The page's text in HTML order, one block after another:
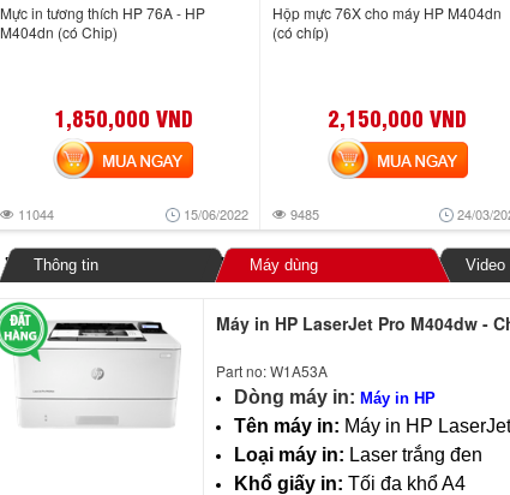
Mực in tương thích HP 76A - HP
M404dn (có Chip)
1,850,000 VND
11044 15/06/2022
MUA NGAY
Hộp mực 76X cho máy HP M404dn
(có chíp)
2,150,000 VND
9485 24/03/
MUA NGAY
Thông tin Máy dùng Video
Máy in HP LaserJet Pro M404dw -
Part no: W1A53A
Dòng máy in:Máy in HP
Tên máy in: Máy in HP
Loại máy in: Laser trắng đen
Khổ giấy in:Tối đa khổ A4